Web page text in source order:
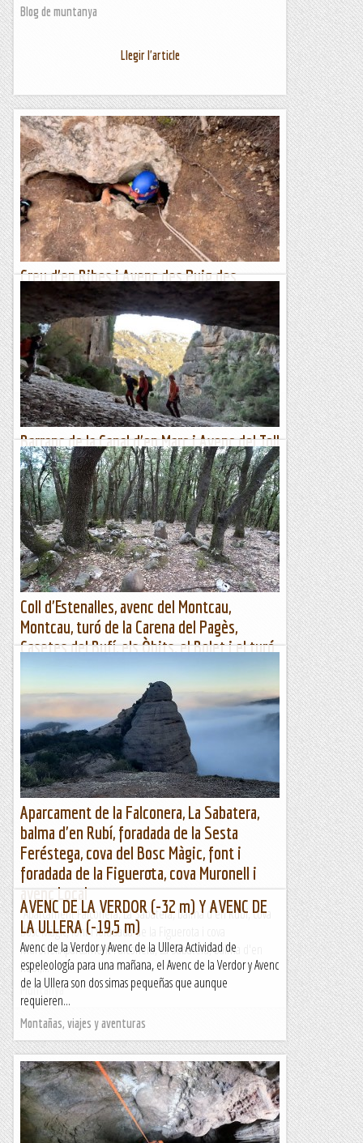
Blog de muntanya
Llegir l'article
Creu d'en Ribes i Avenc des Puig des
Terrets
Després de molts dies de calor intensa, avui el temps ha
canviat i hem tingut un dia ennuvolat i plujós. Hem aprofitat
aquest clima, més agradable que les...
Blog de muntanya
Barranc de la Canal d'en Marc i Avenc del Toll
Blau
Barranc de la Canal d'En Marc:En el segon dia de la nostra
estada a les Terres de l'Ebre, avui hem fet el descens d'un
barranc molt interessant: el Barranc de la...
Blog de muntanya
Coll d'Estenalles, avenc del Montcau,
Montcau, turó de la Carena del Pagès,
Casetes del Bufí, els Òbits, el Bolet i el turó
dels Òbits i Morral Gran
Coll d'Estenalles, avenc del Montcau, Montcau, turó de la
Carena del Pagès, Casetes del Bufí, Òbits, el Bolet i Morral
GranWikiloc | Ruta Coll d'Estenalles, avenc del...
Muntanya
Aparcament de la Falconera, La Sabatera,
balma d'en Rubí, foradada de la Sesta
Feréstega, cova del Bosc Màgic, font i
foradada de la Figuerota, cova Muronell i
avenc Local
Aparcament Falconera, La Sabatera, balma d'en Rubí, cova
Bosc Màgic, font i foradada de la Figuerota i cova
MuronellAparcament Falconera, La Sabatera, balma d'en
Rubí,...
Muntanya
AVENC DE LA VERDOR (-32 m) Y AVENC DE
LA ULLERA (-19,5 m)
Avenc de la Verdor y Avenc de la Ullera Actividad de
espeleología para una mañana, el Avenc de la Verdor y Avenc
de la Ullera son dos simas pequeñas que aunque
requieren...
Montañas, viajes y aventuras